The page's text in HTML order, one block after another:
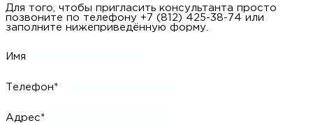
Телефон*
напольное покрытие в удобном для Вас месте. Наш